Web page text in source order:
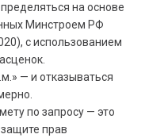
на основе
Минстроем РФ
с использованием
— и отказываться
по запросу — это
прав